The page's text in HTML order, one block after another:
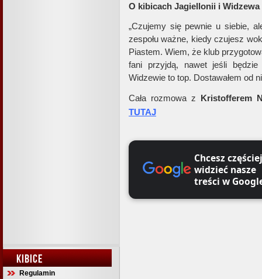
KIBICE
Regulamin
O kibicach Jagiellonii i Widzewa
„Czujemy się pewnie u siebie,
zespołu ważne, kiedy czujesz
Piastem. Wiem, że klub
fani przyjdą, nawet jeśli
Widzewie to top. Dostawałem od
Cała rozmowa z Kristofferem
TUTAJ
Chcesz częściej
widzieć nasze
treści w